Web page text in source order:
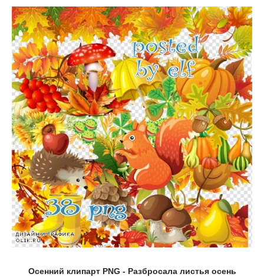
Осенний клипарт PNG - Разбросала листья осень